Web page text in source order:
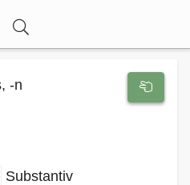
-n
Substantiv